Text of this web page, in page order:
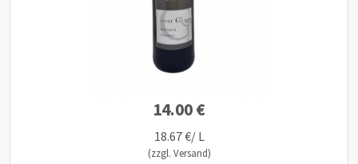
14.00 €
18.67 €/ L
(zzgl. Versand)